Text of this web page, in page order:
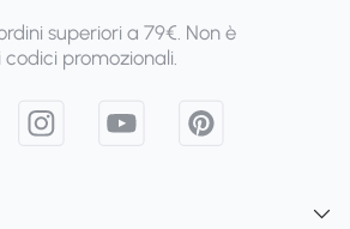
superiori a 79€. Non è
promozionali.